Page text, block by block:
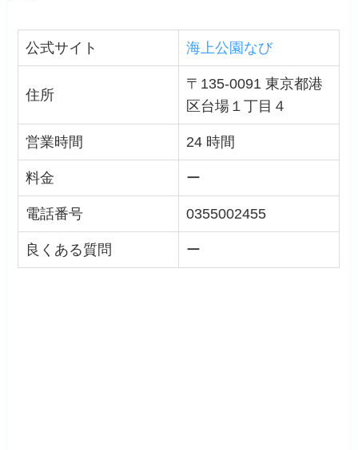
公式サイト 海上公園なび
住所
〒135-0091 東京都港
区台場１丁目４
営業時間 24 時間
料金 ー
電話番号 0355002455
良くある質問 ー